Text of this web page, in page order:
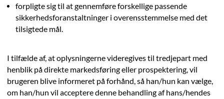
forpligte sig til at gennemføre forskellige passende
sikkerhedsforanstaltninger i overensstemmelse med det
tilsigtede mål.
I tilfælde af, at oplysningerne videregives til tredjepart med
henblik på direkte markedsføring eller prospektering, vil
brugeren blive informeret på forhånd, så han/hun kan vælge,
om han/hun vil acceptere denne behandling af hans/hendes